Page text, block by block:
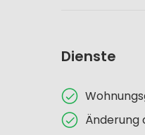
Dienste
Änderung